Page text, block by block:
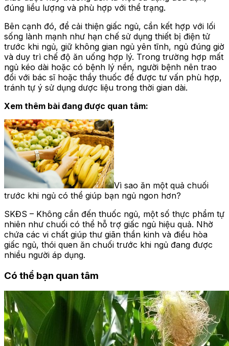
đúng liều lượng và phù hợp với thể trạng.
Bên cạnh đó, để cải thiện giấc ngủ, cần kết hợp với lối
sống lành mạnh như hạn chế sử dụng thiết bị điện tử
trước khi ngủ, giữ không gian ngủ yên tĩnh, ngủ đúng giờ
và duy trì chế độ ăn uống hợp lý. Trong trường hợp mất
ngủ kéo dài hoặc có bệnh lý nền, người bệnh nên trao
đổi với bác sĩ hoặc thầy thuốc để được tư vấn phù hợp,
tránh tự ý sử dụng dược liệu trong thời gian dài.
Xem thêm bài đang được quan tâm:
Vì sao ăn một quả chuối
trước khi ngủ có thể giúp bạn ngủ ngon hơn?
SKĐS – Không cần đến thuốc ngủ, một số thực phẩm tự
nhiên như chuối có thể hỗ trợ giấc ngủ hiệu quả. Nhờ
chứa các vi chất giúp thư giãn thần kinh và điều hòa
giấc ngủ, thói quen ăn chuối trước khi ngủ đang được
nhiều người áp dụng.
Có thể bạn quan tâm